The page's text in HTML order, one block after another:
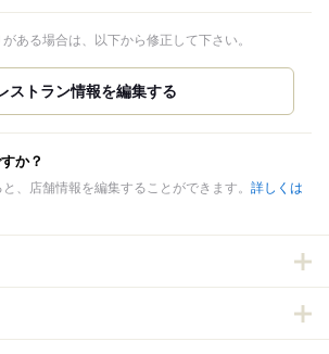
ある場合は、以下から修正して下さい。
か？
、店舗情報を編集することができます。 詳しくは